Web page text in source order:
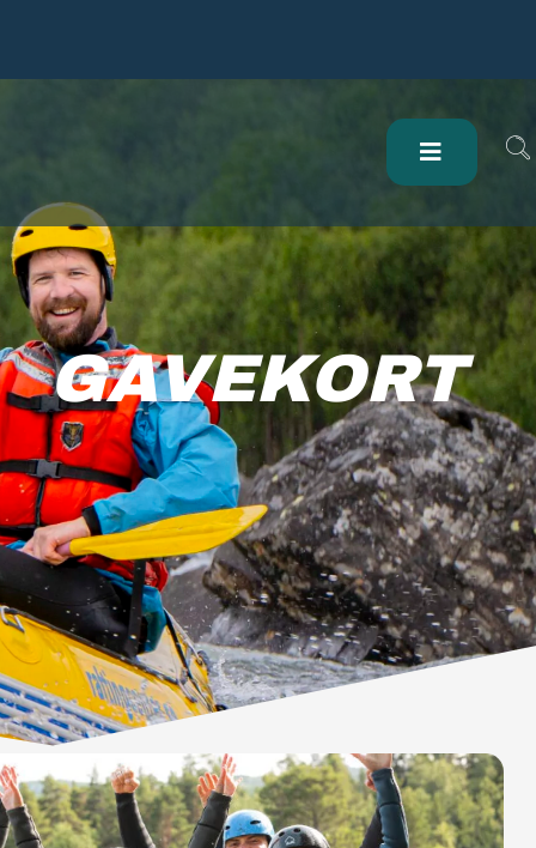
GAVEKORT